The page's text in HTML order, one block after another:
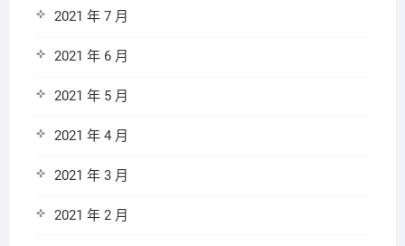
2021 年 7 月
2021 年 6 月
2021 年 5 月
2021 年 4 月
2021 年 3 月
2021 年 2 月